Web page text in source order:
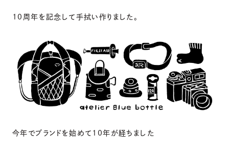
10周年を記念して手拭い作りました。
今年でブランドを始めて10年が経ちました